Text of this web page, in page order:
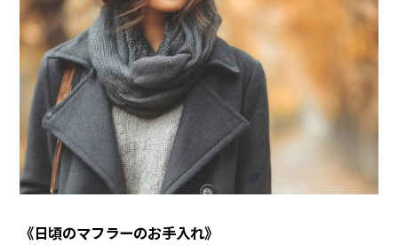
《日頃のマフラーのお手入れ》